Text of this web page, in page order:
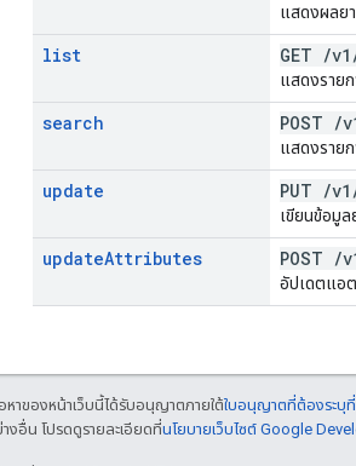
แสดงผลย
list GET /v1
แสดงราย
search POST /
แสดงราย
update PUT /v1
เขียนข้อมู
updateAttributes POST /
อัปเดตแอ
หาของหน้าเว็บนี้ได้รับอนุญาตภายใต้ใบอนุญาตที่ต้องระบุ
งอื่น โปรดดูรายละเอียดที่นโยบายเว็บไซต์ Google